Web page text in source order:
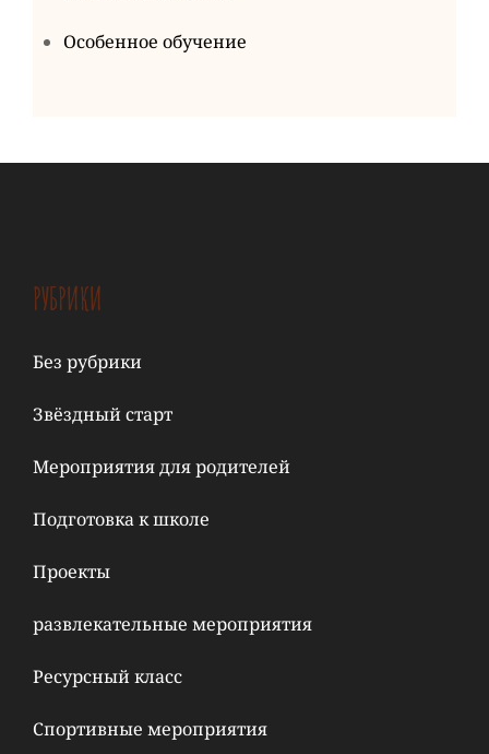
Особенное обучение
РУБРИКИ
Без рубрики
Звёздный старт
Мероприятия для родителей
Подготовка к школе
Проекты
развлекательные мероприятия
Ресурсный класс
Спортивные мероприятия